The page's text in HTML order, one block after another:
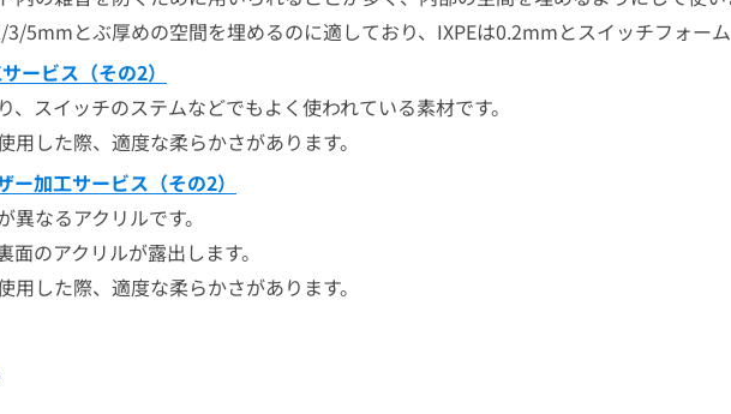
5mmとぶ厚めの空間を埋めるのに適しており、IXPEは0.2mmとスイッチフォー
ービス（その2）
、スイッチのステムなどでもよく使われている素材です。
用した際、適度な柔らかさがあります。
ー加工サービス（その2）
なるアクリルです。
のアクリルが露出します。
用した際、適度な柔らかさがあります。